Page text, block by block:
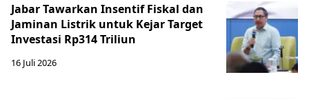
Jabar Tawarkan Insentif Fiskal dan
Jaminan Listrik untuk Kejar Target
Investasi Rp314 Triliun
16 Juli 2026